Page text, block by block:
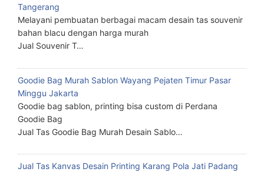
Tangerang
Melayani pembuatan berbagai macam desain tas souvenir
bahan blacu dengan harga murah
Jual Souvenir T…
Goodie Bag Murah Sablon Wayang Pejaten Timur Pasar
Minggu Jakarta
Goodie bag sablon, printing bisa custom di Perdana
Goodie Bag
Jual Tas Goodie Bag Murah Desain Sablo…
Jual Tas Kanvas Desain Printing Karang Pola Jati Padang